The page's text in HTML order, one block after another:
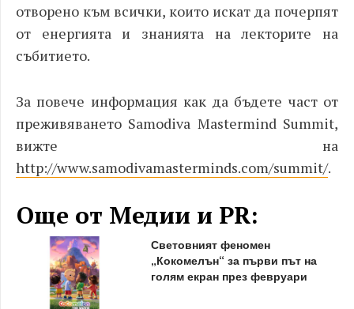
отворено към всички, които искат да почерпят
от енергията и знанията на лекторите на
събитието.
За повече информация как да бъдете част от
преживяването Samodiva Mastermind Summit,
вижте на
http://www.samodivamasterminds.com/summit/.
Още от Медии и PR:
Световният феномен
„Кокомелън“ за първи път на
голям екран през февруари